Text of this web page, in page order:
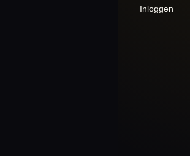
Inloggen